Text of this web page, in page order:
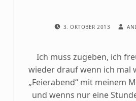
3. OKTOBER 2013
Ich muss zugeben, ich
wieder drauf wenn ich mal
„Feierabend“ mit meinem
und wenns nur eine